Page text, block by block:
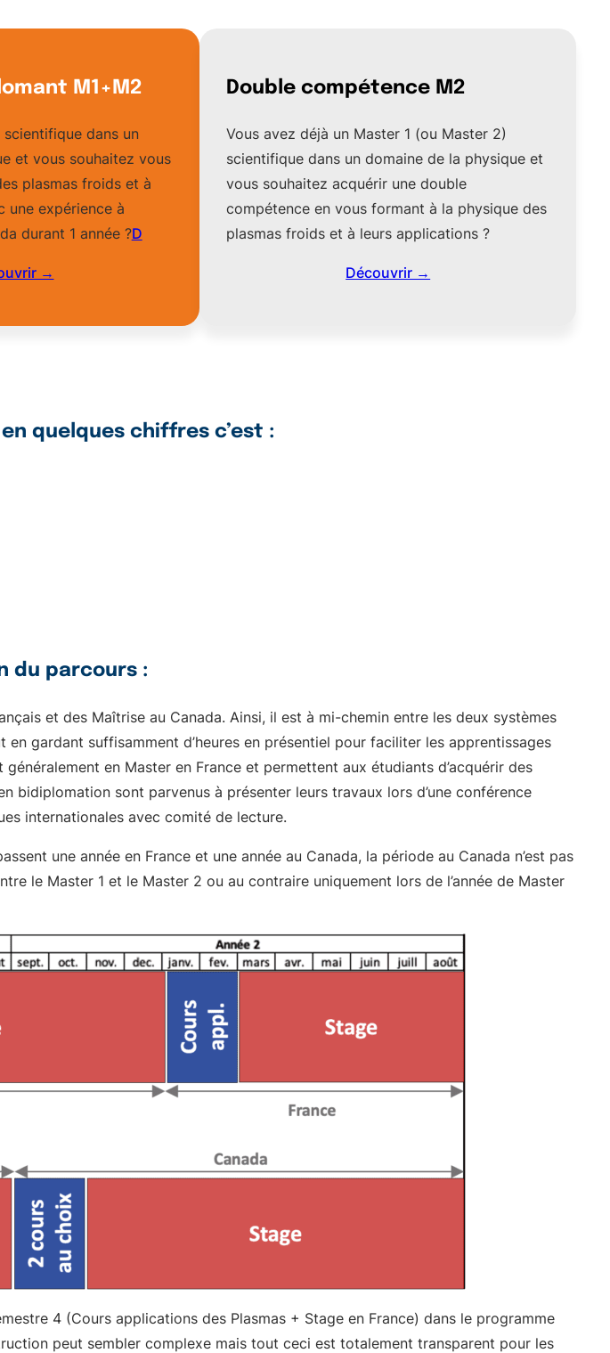
M1+M2
dans un
et vous souhaitez vous
plasmas froids et à
une expérience à
durant 1 année ?D
→
Double compétence M2
Vous avez déjà un Master 1 (ou Master 2)
scientifique dans un domaine de la physique et
vous souhaitez acquérir une double
compétence en vous formant à la physique des
plasmas froids et à leurs applications ?
Découvrir →
quelques chiffres c’est :
du parcours :
et des Maîtrise au Canada. Ainsi, il est à mi-chemin entre les deux systèmes
gardant suffisamment d’heures en présentiel pour faciliter les apprentissages
en Master en France et permettent aux étudiants d’acquérir des
bidiplomation sont parvenus à présenter leurs travaux lors d’une conférence
internationales avec comité de lecture.
une année en France et une année au Canada, la période au Canada n’est pas
le Master 1 et le Master 2 ou au contraire uniquement lors de l’année de Master
4 (Cours applications des Plasmas + Stage en France) dans le programme
peut sembler complexe mais tout ceci est totalement transparent pour les